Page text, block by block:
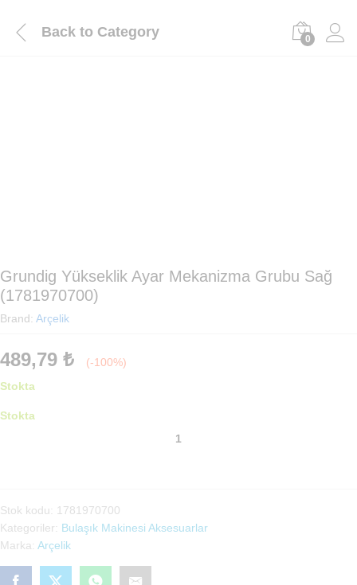
Back to Category 0
Grundig Yükseklik Ayar Mekanizma Grubu Sağ
(1781970700)
Brand: Arçelik
489,79 ₺
(-100%)
Stokta
Stokta
(1781970700)
Stok kodu:
1781970700
Kategoriler: Bulaşık Makinesi Aksesuarlar
Marka: Arçelik